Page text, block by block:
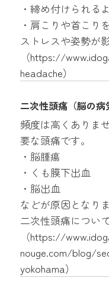
・締め付けられる
・肩こりや首こり
ストレスや姿勢が
（https://
headache）
二次性頭痛（脳の病
頻度は高くありま
要な頭痛です。
・脳腫瘍
・くも膜下出血
・脳出血
などが原因となりま
二次性頭痛につい
（https://
nouge.com/blog/
yokohama）